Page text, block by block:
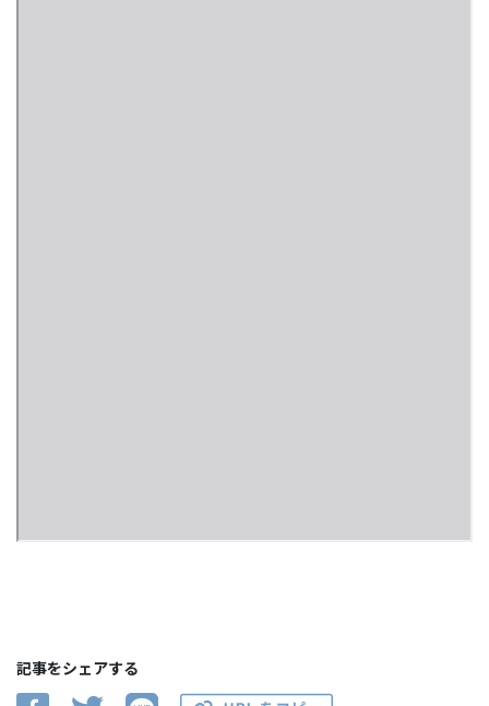
記事をシェアする